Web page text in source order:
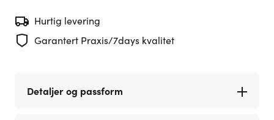
Hurtig levering
Garantert Praxis/7days kvalitet
Detaljer og passform